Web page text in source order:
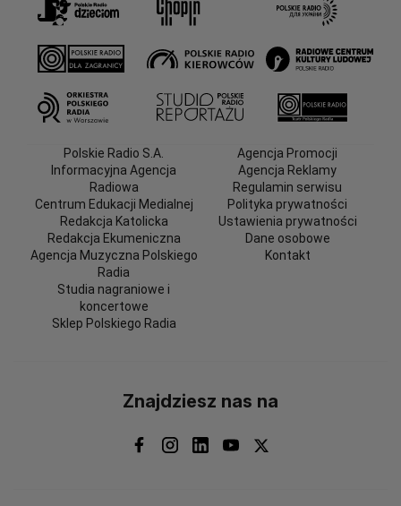
Polskie Radio S.A.
Informacyjna Agencja
Radiowa
Centrum Edukacji Medialnej
Redakcja Katolicka
Redakcja Ekumeniczna
Agencja Muzyczna Polskiego
Radia
Studia nagraniowe i
koncertowe
Sklep Polskiego Radia
Agencja Promocji
Agencja Reklamy
Regulamin serwisu
Polityka prywatności
Ustawienia prywatności
Dane osobowe
Kontakt
Znajdziesz nas na